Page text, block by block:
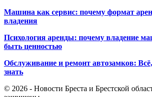
Машина как сервис: почему формат
владения
Психология аренды: почему владение
быть ценностью
Обслуживание и ремонт автозамков:
знать
© 2026 - Новости Бреста и Брестской